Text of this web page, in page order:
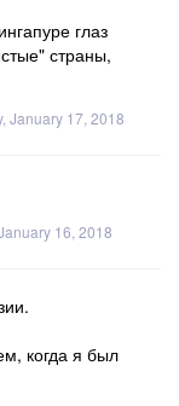
глаз
страны,
January 17, 2018
16, 2018
когда я был